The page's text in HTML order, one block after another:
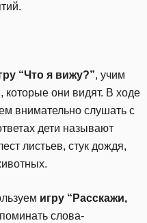
“Что я вижу?”, учим
которые они видят. В ходе
внимательно слушать с
дети называют
листьев, стук дождя,
игру “Расскажи,
слова-